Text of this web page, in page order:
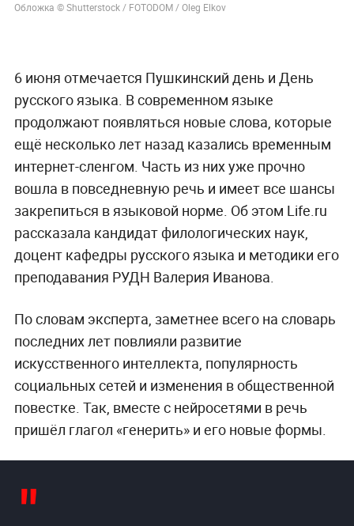
Обложка © Shutterstock / FOTODOM / Oleg Elkov
6 июня отмечается Пушкинский день и День
русского языка. В современном языке
продолжают появляться новые слова, которые
ещё несколько лет назад казались временным
интернет-сленгом. Часть из них уже прочно
вошла в повседневную речь и имеет все шансы
закрепиться в языковой норме. Об этом Life.ru
рассказала кандидат филологических наук,
доцент кафедры русского языка и методики его
преподавания РУДН Валерия Иванова.
По словам эксперта, заметнее всего на словарь
последних лет повлияли развитие
искусственного интеллекта, популярность
социальных сетей и изменения в общественной
повестке. Так, вместе с нейросетями в речь
пришёл глагол «генерить» и его новые формы.